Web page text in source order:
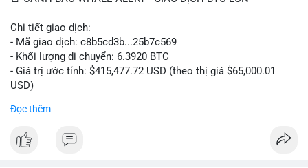
Chi tiết giao dịch:
- Mã giao dịch: c8b5cd3b...25b7c569
- Khối lượng di chuyển: 6.3920 BTC
- Giá trị ước tính: $415,477.72 USD (theo thị giá $65,000.01
USD)
nghìn USD được xác nhận trong mempool, mức chuyển động
Đọc thêm